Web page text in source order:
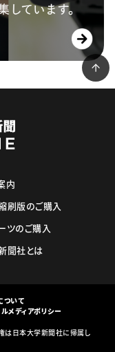
内
刷版のご購入
ツのご購入
聞社とは
ついて
ルメディアポリシー
は日本大学新聞社に帰属し